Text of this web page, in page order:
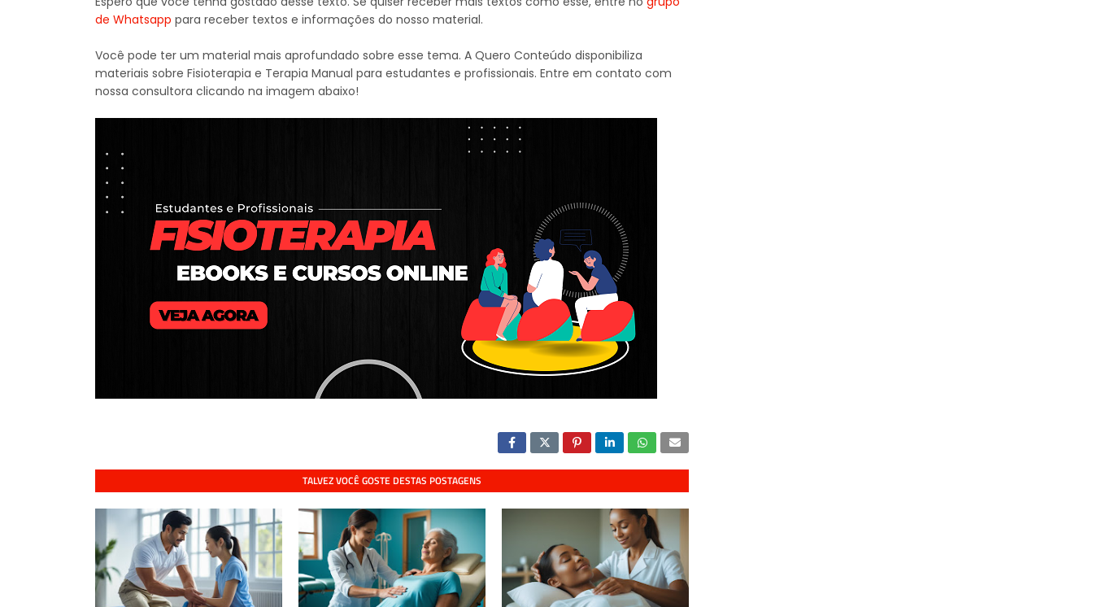
de Whatsapp para receber textos e informações do nosso material.
Você pode ter um material mais aprofundado sobre esse tema. A Quero Conteúdo disponibiliza
materiais sobre Fisioterapia e Terapia Manual para estudantes e profissionais. Entre em contato com
nossa consultora clicando na imagem abaixo!
TALVEZ VOCÊ GOSTE DESTAS POSTAGENS